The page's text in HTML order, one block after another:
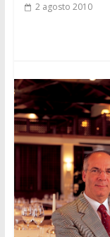
2 agosto 2010